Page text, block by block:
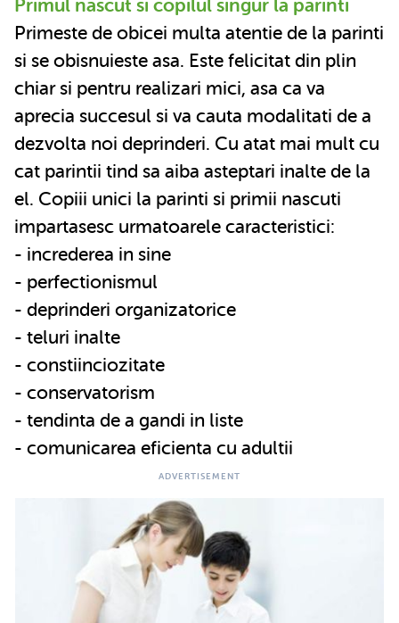
Primul nascut si copilul singur la parinti
Primeste de obicei multa atentie de la parinti
si se obisnuieste asa. Este felicitat din plin
chiar si pentru realizari mici, asa ca va
aprecia succesul si va cauta modalitati de a
dezvolta noi deprinderi. Cu atat mai mult cu
cat parintii tind sa aiba asteptari inalte de la
el. Copiii unici la parinti si primii nascuti
impartasesc urmatoarele caracteristici:
- increderea in sine
- perfectionismul
- deprinderi organizatorice
- teluri inalte
- constiinciozitate
- conservatorism
- tendinta de a gandi in liste
- comunicarea eficienta cu adultii